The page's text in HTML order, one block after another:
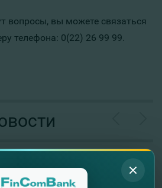
вопросы, вы можете связаться
телефона: 0(22) 26 99 99.